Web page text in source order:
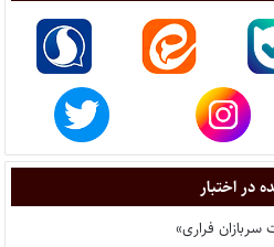
در اختبار
فراری»